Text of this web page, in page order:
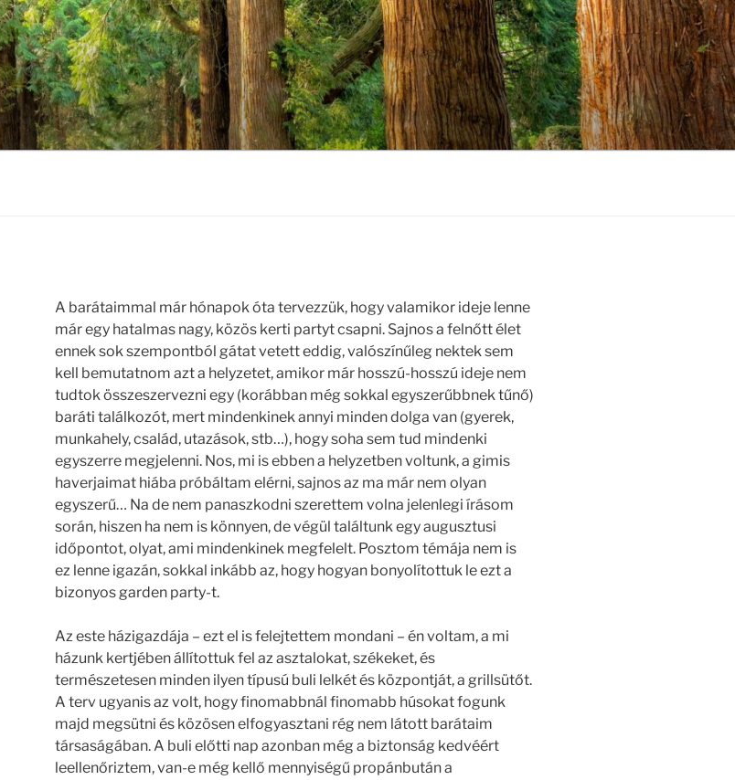
A barátaimmal már hónapok óta tervezzük, hogy valamikor ideje lenne
már egy hatalmas nagy, közös kerti partyt csapni. Sajnos a felnőtt élet
ennek sok szempontból gátat vetett eddig, valószínűleg nektek sem
kell bemutatnom azt a helyzetet, amikor már hosszú-hosszú ideje nem
tudtok összeszervezni egy (korábban még sokkal egyszerűbbnek tűnő)
baráti találkozót, mert mindenkinek annyi minden dolga van (gyerek,
munkahely, család, utazások, stb…), hogy soha sem tud mindenki
egyszerre megjelenni. Nos, mi is ebben a helyzetben voltunk, a gimis
haverjaimat hiába próbáltam elérni, sajnos az ma már nem olyan
egyszerű… Na de nem panaszkodni szerettem volna jelenlegi írásom
során, hiszen ha nem is könnyen, de végül találtunk egy augusztusi
időpontot, olyat, ami mindenkinek megfelelt. Posztom témája nem is
ez lenne igazán, sokkal inkább az, hogy hogyan bonyolítottuk le ezt a
bizonyos garden party-t.
Az este házigazdája – ezt el is felejtettem mondani – én voltam, a mi
házunk kertjében állítottuk fel az asztalokat, székeket, és
természetesen minden ilyen típusú buli lelkét és központját, a grillsütőt.
A terv ugyanis az volt, hogy finomabbnál finomabb húsokat fogunk
majd megsütni és közösen elfogyasztani rég nem látott barátaim
társaságában. A buli előtti nap azonban még a biztonság kedvéért
leellenőriztem, van-e még kellő mennyiségű propánbután a